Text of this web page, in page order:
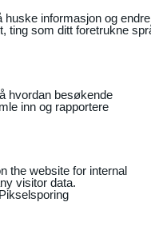
huske informasjon og
ting som ditt foretrukne
hvordan besøkende
inn og rapportere
the website for internal
visitor data.